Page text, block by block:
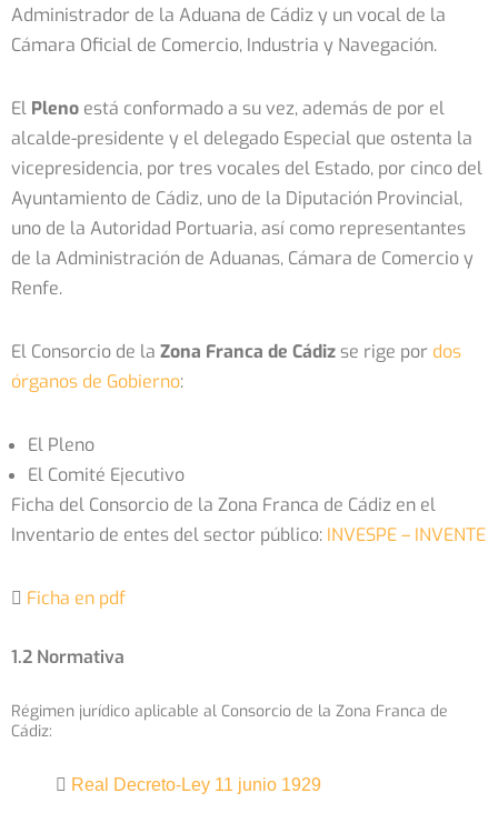
Administrador de la Aduana de Cádiz y un vocal de la
Cámara Oficial de Comercio, Industria y Navegación.
El Pleno está conformado a su vez, además de por el
alcalde-presidente y el delegado Especial que ostenta la
vicepresidencia, por tres vocales del Estado, por cinco del
Ayuntamiento de Cádiz, uno de la Diputación Provincial,
uno de la Autoridad Portuaria, así como representantes
de la Administración de Aduanas, Cámara de Comercio y
Renfe.
El Consorcio de la Zona Franca de Cádizse rige por dos
órganos de Gobierno:
El Pleno
El Comité Ejecutivo
Ficha del Consorcio de la Zona Franca de Cádiz en el
Inventario de entes del sector público: INVESPE – INVENTE
Ficha en pdf
1.2 Normativa
Régimen jurídico aplicable al Consorcio de la Zona Franca de
Cádiz:
Real Decreto-Ley 11 junio 1929